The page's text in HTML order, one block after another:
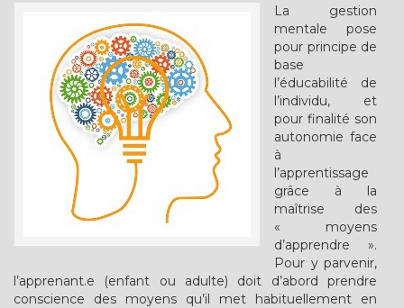
La gestion
mentale pose
pour principe de
base
l’éducabilité de
l’individu, et
pour finalité son
autonomie face
à
l’apprentissage
grâce à la
maîtrise des
« moyens
d’apprendre ».
Pour y parvenir,
l’apprenant.e (enfant ou adulte) doit d’abord prendre
conscience des moyens qu’il met habituellement en